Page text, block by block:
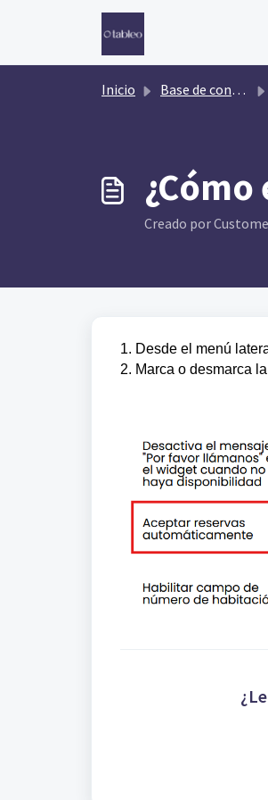
Saltar al contenido principal
Inicio Base de conocimientos
Creado por
1. Desde el menú
2. Marca o desmarca